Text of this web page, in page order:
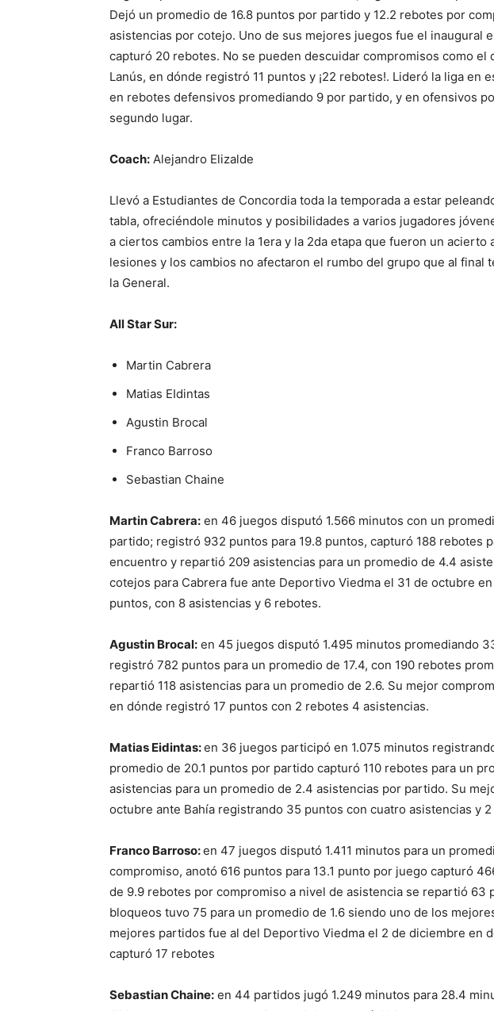
Dejó un promedio de 16.8 puntos por partido y 12.2 rebotes por
asistencias por cotejo. Uno de sus mejores juegos fue el inaugural
capturó 20 rebotes. No se pueden descuidar compromisos como el
Lanús, en dónde registró 11 puntos y ¡22 rebotes!. Lideró la liga en
en rebotes defensivos promediando 9 por partido, y en ofensivos
segundo lugar.
Coach: Alejandro Elizalde
Llevó a Estudiantes de Concordia toda la temporada a estar
tabla, ofreciéndole minutos y posibilidades a varios jugadores
a ciertos cambios entre la 1era y la 2da etapa que fueron un acierto
lesiones y los cambios no afectaron el rumbo del grupo que al final
la General.
All Star Sur:
Martin Cabrera
Matias EIdintas
Agustin Brocal
Franco Barroso
Sebastian Chaine
Martin Cabrera: en 46 juegos disputó 1.566 minutos con un
partido; registró 932 puntos para 19.8 puntos, capturó 188 rebotes
encuentro y repartió 209 asistencias para un promedio de 4.4
cotejos para Cabrera fue ante Deportivo Viedma el 31 de octubre
puntos, con 8 asistencias y 6 rebotes.
Agustin Brocal: en 45 juegos disputó 1.495 minutos promediando
registró 782 puntos para un promedio de 17.4, con 190 rebotes
repartió 118 asistencias para un promedio de 2.6. Su mejor
en dónde registró 17 puntos con 2 rebotes 4 asistencias.
Matias Eidintas:en 36 juegos participó en 1.075 minutos
promedio de 20.1 puntos por partido capturó 110 rebotes para un
asistencias para un promedio de 2.4 asistencias por partido. Su
octubre ante Bahía registrando 35 puntos con cuatro asistencias y
Franco Barroso:en 47 juegos disputó 1.411 minutos para un
compromiso, anotó 616 puntos para 13.1 punto por juego capturó
de 9.9 rebotes por compromiso a nivel de asistencia se repartió 63
bloqueos tuvo 75 para un promedio de 1.6 siendo uno de los
mejores partidos fue al del Deportivo Viedma el 2 de diciembre en
capturó 17 rebotes
Sebastian Chaine: en 44 partidos jugó 1.249 minutos para 28.4